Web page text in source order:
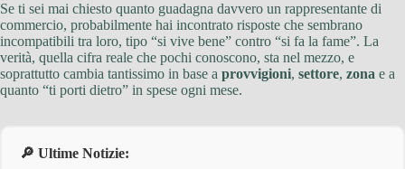
Se ti sei mai chiesto quanto guadagna davvero un rappresentante di
commercio, probabilmente hai incontrato risposte che sembrano
incompatibili tra loro, tipo “si vive bene” contro “si fa la fame”. La
verità, quella cifra reale che pochi conoscono, sta nel mezzo, e
soprattutto cambia tantissimo in base a provvigioni, settore, zona e a
quanto “ti porti dietro” in spese ogni mese.
🔎 Ultime Notizie: